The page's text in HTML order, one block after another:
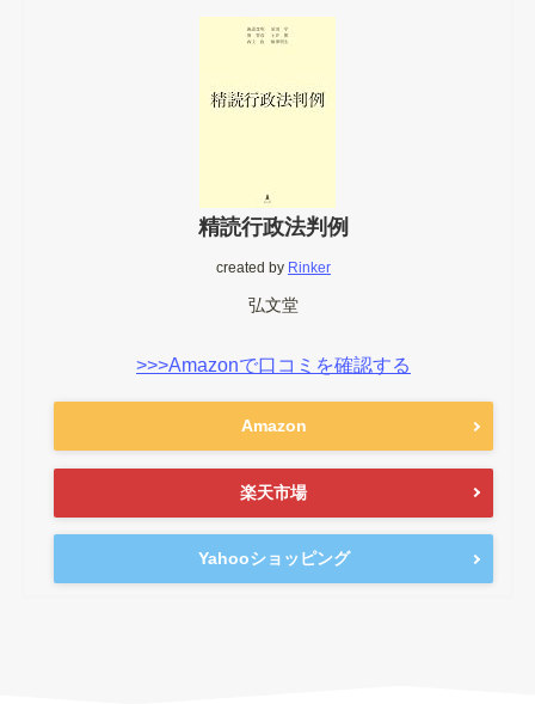
精読行政法判例
created by Rinker
弘文堂
>>>Amazonで口コミを確認する
Amazon
楽天市場
Yahooショッピング